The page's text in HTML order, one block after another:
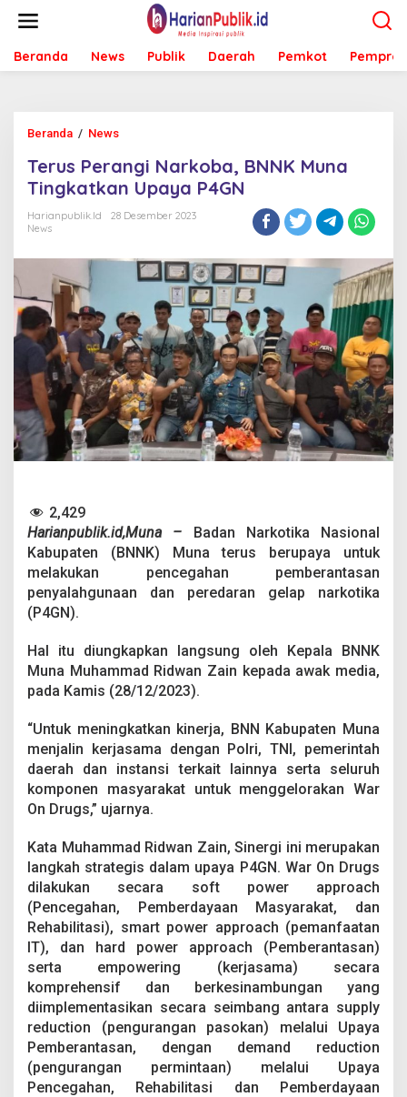
t
Beranda News Publik Daerah Pemkot Pemprov
Beranda / News
r
u
s
P
a
i
N
a
r
k
o
b
a
,
B
M
u
n
T
k
a
t
a
n
U
p
a
y
4
G
N
Terus Perangi Narkoba, BNNK Muna
Tingkatkan Upaya P4GN
Harianpublik.id
28 Desember 2023
News
2,429
Harianpublik.id,Muna –
Badan Narkotika Nasional
Kabupaten (BNNK) Muna terus berupaya untuk
melakukan pencegahan pemberantasan
penyalahgunaan dan peredaran gelap narkotika
(P4GN).
Hal itu diungkapkan langsung oleh Kepala BNNK
Muna Muhammad Ridwan Zain kepada awak media,
pada Kamis (28/12/2023).
“Untuk meningkatkan kinerja, BNN Kabupaten Muna
menjalin kerjasama dengan Polri, TNI, pemerintah
daerah dan instansi terkait lainnya serta seluruh
komponen masyarakat untuk menggelorakan War
On Drugs,” ujarnya.
Kata Muhammad Ridwan Zain, Sinergi ini merupakan
langkah strategis dalam upaya P4GN. War On Drugs
dilakukan secara soft power approach
(Pencegahan, Pemberdayaan Masyarakat, dan
Rehabilitasi), smart power approach (pemanfaatan
IT), dan hard power approach (Pemberantasan)
serta empowering (kerjasama) secara
komprehensif dan berkesinambungan yang
diimplementasikan secara seimbang antara supply
reduction (pengurangan pasokan) melalui Upaya
Pemberantasan, dengan demand reduction
(pengurangan permintaan) melalui Upaya
Pencegahan, Rehabilitasi dan Pemberdayaan